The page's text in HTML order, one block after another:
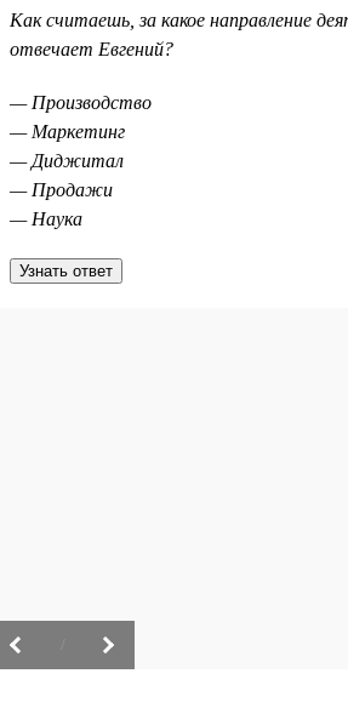
Как считаешь, за какое направление
отвечает Евгений?
— Производство
— Маркетинг
— Диджитал
— Продажи
— Наука
Узнать ответ